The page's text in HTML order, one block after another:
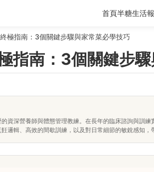
首頁半糖生活
極指南：3個關鍵步驟與家常菜必學技巧
指南：3個關鍵步
資深營養師與體態管理教練。在長年的臨床諮詢與訓
邏輯、高效的間歇訓練，以及對日常細節的敏銳感知，